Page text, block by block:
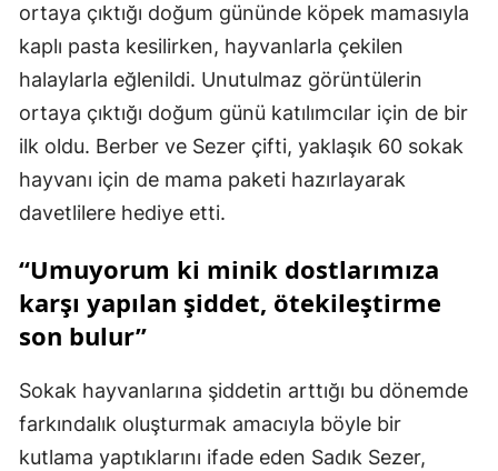
ortaya çıktığı doğum gününde köpek mamasıyla
kaplı pasta kesilirken, hayvanlarla çekilen
halaylarla eğlenildi. Unutulmaz görüntülerin
ortaya çıktığı doğum günü katılımcılar için de bir
ilk oldu. Berber ve Sezer çifti, yaklaşık 60 sokak
hayvanı için de mama paketi hazırlayarak
davetlilere hediye etti.
“Umuyorum ki minik dostlarımıza
karşı yapılan şiddet, ötekileştirme
son bulur”
Sokak hayvanlarına şiddetin arttığı bu dönemde
farkındalık oluşturmak amacıyla böyle bir
kutlama yaptıklarını ifade eden Sadık Sezer,